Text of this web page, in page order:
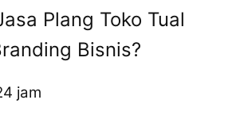
Plang Toko Tual
Bisnis?
jam